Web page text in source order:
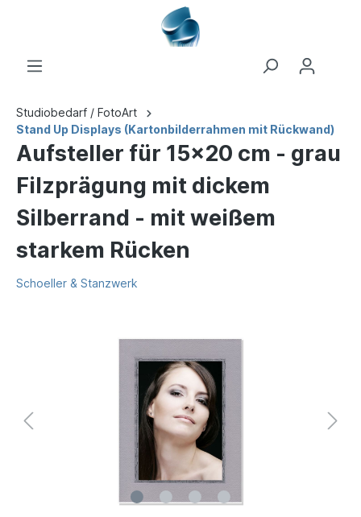
Studiobedarf / FotoArt
Stand Up Displays (Kartonbilderrahmen mit Rückwand)
Aufsteller für 15x20 cm - grau
Filzprägung mit dickem
Silberrand - mit weißem
starkem Rücken
Schoeller & Stanzwerk